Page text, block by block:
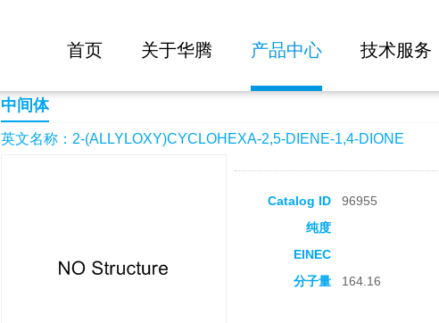
首页 关于华腾 产品中心 技术服务
2-(ALLYLOXY)CYCLOHEXA-2,5-DIENE-1,4-DIONE
中间体
英文名称：2-(ALLYLOXY)CYCLOHEXA-2,5-DIENE-1,4-DIONE
Catalog ID 96955
纯度
EINEC
分子量 164.16